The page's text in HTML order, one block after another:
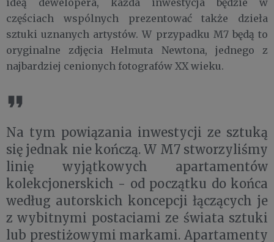
ideą dewelopera, każda inwestycja będzie w
częściach wspólnych prezentować także dzieła
sztuki uznanych artystów. W przypadku M7 będą to
oryginalne zdjęcia Helmuta Newtona, jednego z
najbardziej cenionych fotografów XX wieku.
Na tym powiązania inwestycji ze sztuką
się jednak nie kończą. W M7 stworzyliśmy
linię wyjątkowych apartamentów
kolekcjonerskich - od początku do końca
według autorskich koncepcji łączących je
z wybitnymi postaciami ze świata sztuki
lub prestiżowymi markami. Apartamenty